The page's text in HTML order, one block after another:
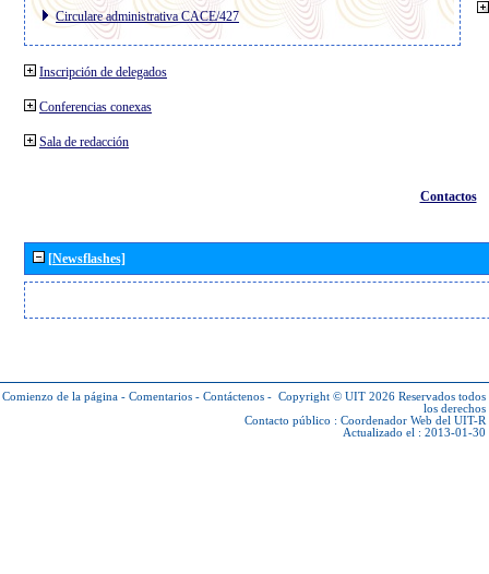
Circulare administrativa CACE/427
Inscripción de delegados
Conferencias conexas
Sala de redacción
Contactos
[Newsflashes]
Comienzo de la página - Comentarios - Contáctenos - Copyright © UIT 2026 Reservados todos
los derechos
Contacto público : Coordenador Web del UIT-R
Actualizado el : 2013-01-30